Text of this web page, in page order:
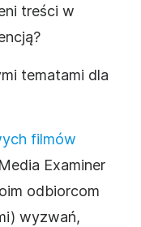
treści w
tematami dla
filmów
Examiner
odbiorcom
wyzwań,